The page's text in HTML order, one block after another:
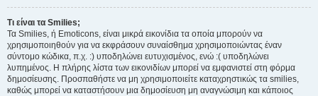
Τι είναι τα Smilies;
Τα Smilies, ή Emoticons, είναι μικρά εικονίδια τα οποία μπορούν να
χρησιμοποιηθούν για να εκφράσουν συναίσθημα χρησιμοποιώντας έναν
σύντομο κώδικα, π.χ. :) υποδηλώνει ευτυχισμένος, ενώ :( υποδηλώνει
λυπημένος. Η πλήρης λίστα των εικονιδίων μπορεί να εμφανιστεί στη φόρμα
δημοσίευσης. Προσπαθήστε να μη χρησιμοποιείτε καταχρηστικώς τα smilies,
καθώς μπορεί να καταστήσουν μια δημοσίευση μη αναγνώσιμη και κάποιος